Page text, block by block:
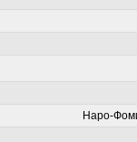
Наро-